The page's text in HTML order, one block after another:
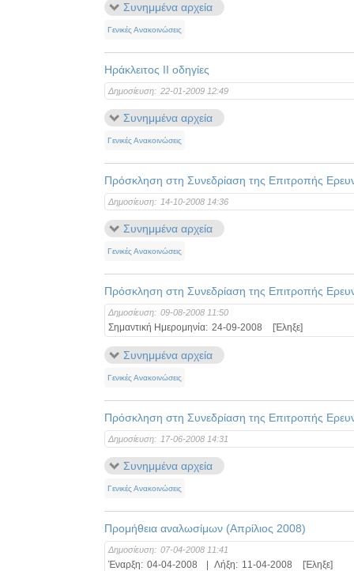
Συνημμένα αρχεία
Γενικές Ανακοινώσεις
Ηράκλειτος ΙΙ οδηγίες
Δημοσίευση: 22-01-2009 12:49
Συνημμένα αρχεία
Γενικές Ανακοινώσεις
Πρόσκληση στη Συνεδρίαση της Επιτροπής
Δημοσίευση: 14-10-2008 14:36
Συνημμένα αρχεία
Γενικές Ανακοινώσεις
Πρόσκληση στη Συνεδρίαση της Επιτροπής
Δημοσίευση: 09-08-2008 11:50
Σημαντική Ημερομηνία: 24-09-2008 [Έληξε]
Συνημμένα αρχεία
Γενικές Ανακοινώσεις
Πρόσκληση στη Συνεδρίαση της Επιτροπής
Δημοσίευση: 17-06-2008 14:31
Συνημμένα αρχεία
Γενικές Ανακοινώσεις
Προμήθεια αναλωσίμων (Απρίλιος 2008)
Δημοσίευση: 07-04-2008 11:41
Έναρξη: 04-04-2008 Λήξη: 11-04-2008 [Έληξε]